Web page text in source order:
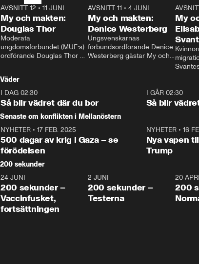
26:27
AVSNITT 12 • 11 JUNI
My och makten:
Douglas Thor
Moderata
ungdomsförbundet (MUF:s)
ordförande Douglas Thor
tonårsutvisningarna och hur
Moderaterna ska locka
väljare till valet i höst.
23:40
AVSNITT 11 •4 JUNI
My och makten:
Denice Westerberg
Ungsvenskarnas
förbundsordförande Denice
Westerberg gästar My och
My
Väder
I DAG 02:30
Så blir vädret där du bor
I GÅR 02:30
Så blir
Senaste om konflikten i Mellanöstern
NYHETER • 17 FEB. 2025
500 dagar av krig i Gaza – se
förödelsen
NYHETER• 16
Nya vapen
Trump
200 sekunder
5:00
24 JUNI
200 sekunder –
Vaccinfusket,
fortsättningen
4:23
2 JUNI
200 sekunder –
Testerna
20
200